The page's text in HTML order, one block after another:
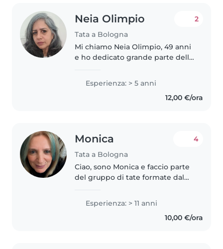
Neia Olimpio
Tata a Bologna
2
Mi chiamo Neia Olimpio, 49 anni
e ho dedicato grande parte della
durante tanti anni in
collaborazione con
Esperienza: > 5 anni
12,00 €/ora
Monica
Tata a Bologna
4
Ciao, sono Monica e faccio parte
del gruppo di tate formate dal
disostruzione pediatrica. Abito in
zona Bolognina, mi sposto in
Esperienza: > 11 anni
10,00 €/ora